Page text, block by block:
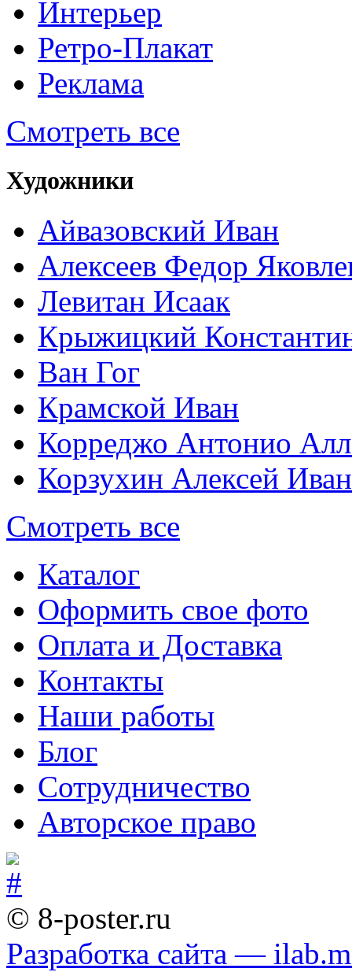
Интерьер
Ретро-Плакат
Реклама
Смотреть все
Художники
Айвазовский Иван
Алексеев Федор
Левитан Исаак
Крыжицкий
Ван Гог
Крамской Иван
Корреджо Антонио
Корзухин Алексей
Смотреть все
Каталог
Оформить свое фото
Оплата и Доставка
Контакты
Наши работы
Блог
Сотрудничество
Авторское право
© 8-poster.ru
Разработка сайта —